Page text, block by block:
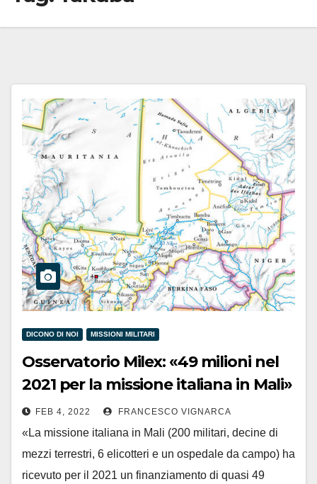
DICONO DI NOI MISSIONI MILITARI
Osservatorio Milex: «49 milioni nel
2021 per la missione italiana in Mali»
FEB 4, 2022 FRANCESCO VIGNARCA
«La missione italiana in Mali (200 militari, decine di
mezzi terrestri, 6 elicotteri e un ospedale da campo) ha
ricevuto per il 2021 un finanziamento di quasi 49